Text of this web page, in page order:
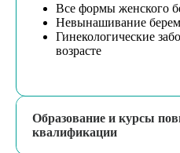
Все формы женского
Невынашивание
Гинекологические
возрасте
Образование и курсы
квалификации